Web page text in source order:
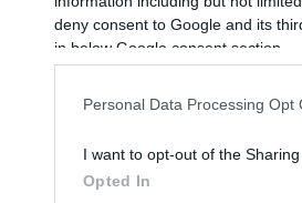
deny consent to Google and its
in below Google consent section.
Personal Data Processing Opt
I want to opt-out of the
Opted In